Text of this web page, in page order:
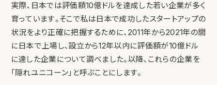
実際、日本では評価額10億ドルを達成した若い企業が多く
育っています。そこで私は日本で成功したスタートアップの
状況をより正確に把握するために、2011年から2021年の間
に日本で上場し、設立から12年以内に評価額が10億ドル
に達した企業について調べました。以降、これらの企業を
「隠れユニコーン」と呼ぶことにします。